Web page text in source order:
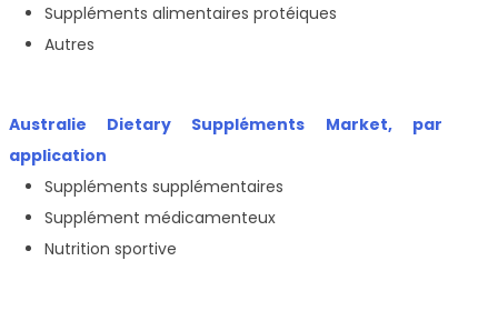
Suppléments alimentaires protéiques
Autres
Australie Dietary Suppléments Market, par
application
Suppléments supplémentaires
Supplément médicamenteux
Nutrition sportive